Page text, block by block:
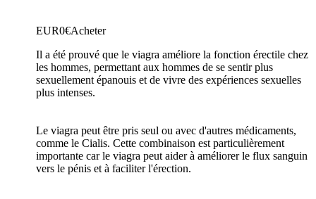
EUR0€Acheter
Il a été prouvé que le viagra améliore la fonction érectile chez
les hommes, permettant aux hommes de se sentir plus
sexuellement épanouis et de vivre des expériences sexuelles
plus intenses.
Le viagra peut être pris seul ou avec d'autres médicaments,
comme le Cialis. Cette combinaison est particulièrement
importante car le viagra peut aider à améliorer le flux sanguin
vers le pénis et à faciliter l'érection.